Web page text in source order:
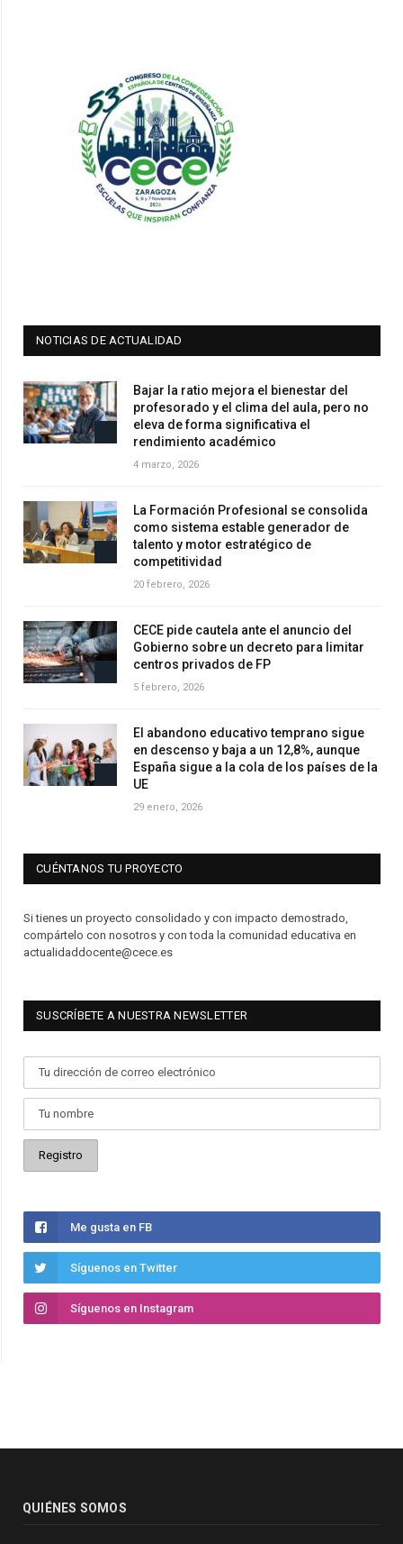
NOTICIAS DE ACTUALIDAD
Bajar la ratio mejora el bienestar del
profesorado y el clima del aula, pero no
eleva de forma significativa el
rendimiento académico
4 marzo, 2026
La Formación Profesional se consolida
como sistema estable generador de
talento y motor estratégico de
competitividad
20 febrero, 2026
CECE pide cautela ante el anuncio del
Gobierno sobre un decreto para limitar
centros privados de FP
5 febrero, 2026
El abandono educativo temprano sigue
en descenso y baja a un 12,8%, aunque
España sigue a la cola de los países de la
UE
29 enero, 2026
CUÉNTANOS TU PROYECTO
Si tienes un proyecto consolidado y con impacto demostrado,
compártelo con nosotros y con toda la comunidad educativa en
actualidaddocente@cece.es
SUSCRÍBETE A NUESTRA NEWSLETTER
Me gusta en FB
Síguenos en Twitter
Síguenos en Instagram
QUIÉNES SOMOS